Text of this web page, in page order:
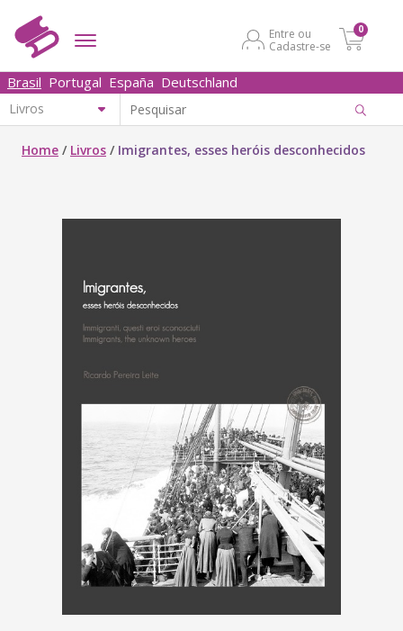
Entre ou
Cadastre-se
0
Brasil Portugal España Deutschland
Home / Livros / Imigrantes, esses heróis desconhecidos